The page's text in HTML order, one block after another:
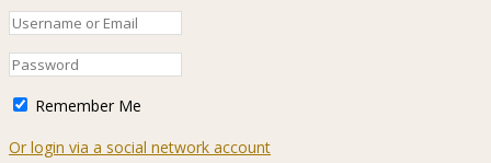
Remember Me
Or login via a social network account